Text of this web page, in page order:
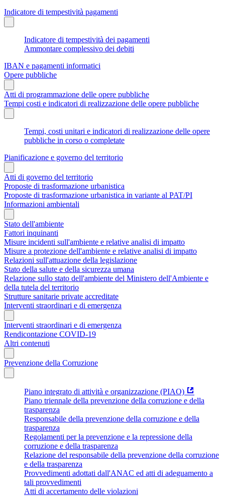
Indicatore di tempestività pagamenti
Indicatore di tempestività dei pagamenti
Ammontare complessivo dei debiti
IBAN e pagamenti informatici
Opere pubbliche
Atti di programmazione delle opere pubbliche
Tempi costi e indicatori di realizzazione delle opere pubbliche
Tempi, costi unitari e indicatori di realizzazione delle opere
pubbliche in corso o completate
Pianificazione e governo del territorio
Atti di governo del territorio
Proposte di trasformazione urbanistica
Proposte di trasformazione urbanistica in variante al PAT/PI
Informazioni ambientali
Stato dell'ambiente
Fattori inquinanti
Misure incidenti sull'ambiente e relative analisi di impatto
Misure a protezione dell'ambiente e relative analisi di impatto
Relazioni sull'attuazione della legislazione
Stato della salute e della sicurezza umana
Relazione sullo stato dell'ambiente del Ministero dell'Ambiente e
della tutela del territorio
Strutture sanitarie private accreditate
Interventi straordinari e di emergenza
Interventi straordinari e di emergenza
Rendicontazione COVID-19
Altri contenuti
Prevenzione della Corruzione
Piano integrato di attività e organizzazione (PIAO)
Piano triennale della prevenzione della corruzione e della
trasparenza
Responsabile della prevenzione della corruzione e della
trasparenza
Regolamenti per la prevenzione e la repressione della
corruzione e della trasparenza
Relazione del responsabile della prevenzione della corruzione
e della trasparenza
Provvedimenti adottati dall'ANAC ed atti di adeguamento a
tali provvedimenti
Atti di accertamento delle violazioni